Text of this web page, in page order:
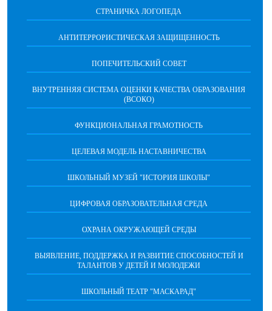
СТРАНИЧКА ЛОГОПЕДА
АНТИТЕРРОРИСТИЧЕСКАЯ ЗАЩИЩЕННОСТЬ
ПОПЕЧИТЕЛЬСКИЙ СОВЕТ
ВНУТРЕННЯЯ СИСТЕМА ОЦЕНКИ КАЧЕСТВА ОБРАЗОВАНИЯ
(ВСОКО)
ФУНКЦИОНАЛЬНАЯ ГРАМОТНОСТЬ
ЦЕЛЕВАЯ МОДЕЛЬ НАСТАВНИЧЕСТВА
ШКОЛЬНЫЙ МУЗЕЙ "ИСТОРИЯ ШКОЛЫ"
ЦИФРОВАЯ ОБРАЗОВАТЕЛЬНАЯ СРЕДА
ОХРАНА ОКРУЖАЮЩЕЙ СРЕДЫ
ВЫЯВЛЕНИЕ, ПОДДЕРЖКА И РАЗВИТИЕ СПОСОБНОСТЕЙ И
ТАЛАНТОВ У ДЕТЕЙ И МОЛОДЕЖИ
ШКОЛЬНЫЙ ТЕАТР "МАСКАРАД"